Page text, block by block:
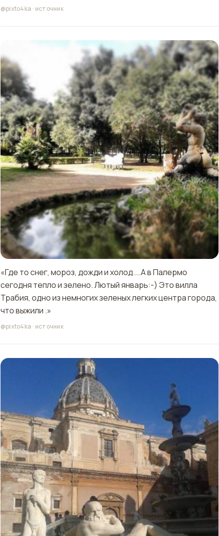
@pixto4ka · источник
«Где то снег, мороз, дожди и холод....А в Палермо
сегодня тепло и зелено. Лютый январь:-) Это вилла
Трабия, одно из немногих зеленых легких центра города,
что выжили .»
@pixto4ka · источник